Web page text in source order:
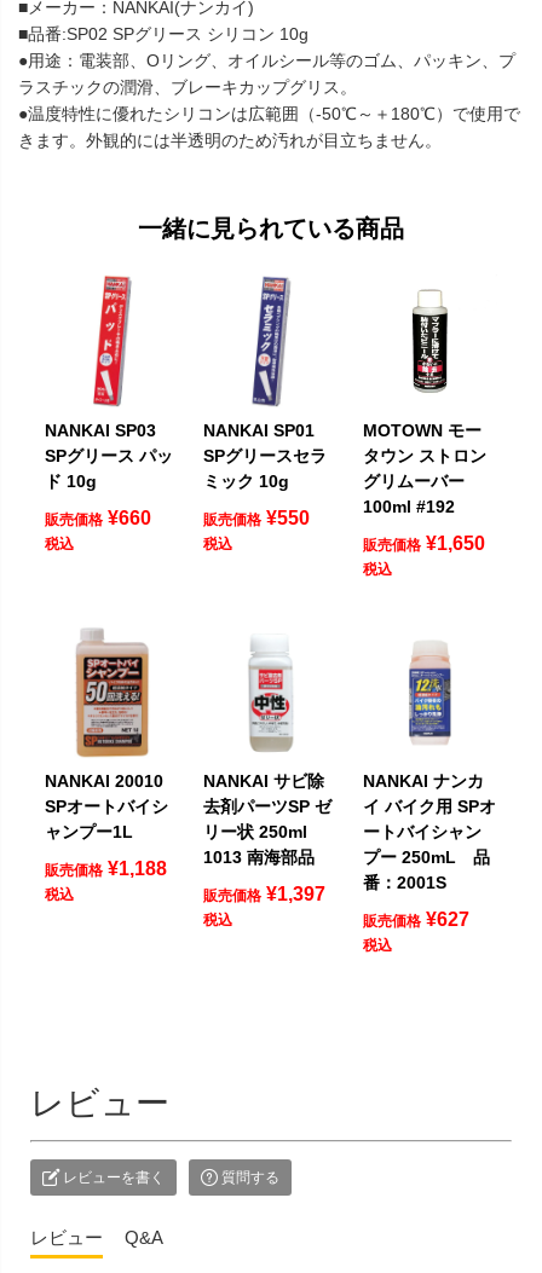
■メーカー：NANKAI(ナンカイ)
■品番:SP02 SPグリース シリコン 10g
●用途：電装部、Oリング、オイルシール等のゴム、パッキン、プ
ラスチックの潤滑、ブレーキカップグリス。
●温度特性に優れたシリコンは広範囲（-50℃～＋180℃）で使用で
きます。外観的には半透明のため汚れが目立ちません。
一緒に見られている商品
NANKAI SP03
SPグリース パッ
ド 10g
販売価格 ¥660
税込
NANKAI SP01
SPグリースセラ
ミック 10g
販売価格 ¥550
税込
MOTOWN モー
タウン ストロン
グリムーバー
100ml #192
販売価格 ¥1,650
税込
NANKAI 20010
SPオートバイシ
ャンプー1L
販売価格 ¥1,188
税込
NANKAI サビ除
去剤パーツSP ゼ
リー状 250ml
1013 南海部品
販売価格 ¥1,397
税込
NANKAI ナンカ
イ バイク用 SPオ
ートバイシャン
プー 250mL 品
番：2001S
販売価格 ¥627
税込
レビュー
レビューを書く 質問する
レビュー Q&A